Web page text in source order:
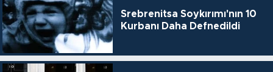
Srebrenitsa Soykırımı'nın 10
Kurbanı Daha Defnedildi